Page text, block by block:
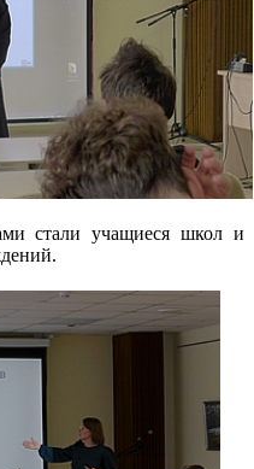
стали учащиеся школ и